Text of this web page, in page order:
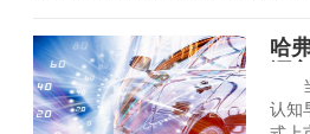
哈
源
当“
认知